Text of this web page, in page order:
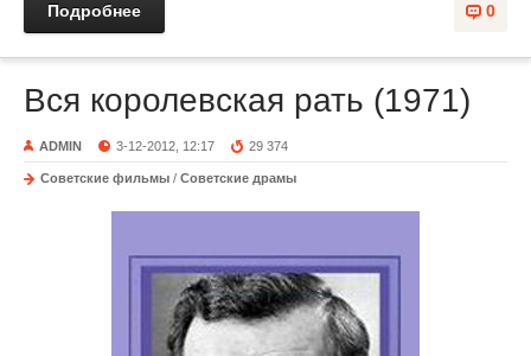
0
Подробнее
Вся королевская рать (1971)
ADMIN 3-12-2012, 12:17 29 374
Советские фильмы / Советские драмы